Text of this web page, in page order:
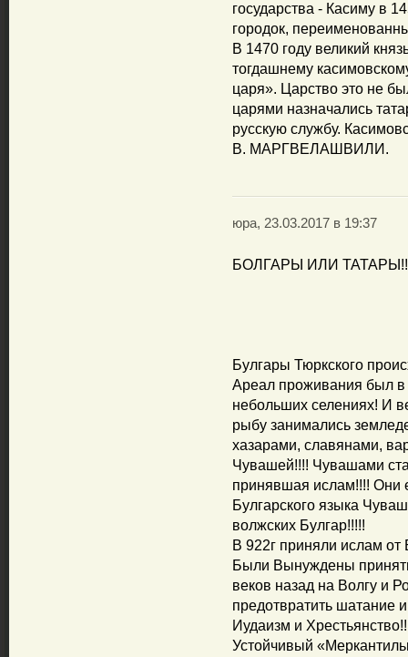
государства - Касиму в
городок,
В 1470 году великий
тогдашнему
царя». Царство это не
царями назначались
русскую службу.
В. МАРГВЕЛАШВИЛИ.
юра, 23.03.2017 в 19:37
БОЛГАРЫ ИЛИ
Булгары Тюркского
Ареал проживания был
небольших селениях! И
рыбу занимались
хазарами, славянами,
Чувашей!!!! Чувашами
принявшая ислам!!!! Они
Булгарского языка
волжских Булгар!!!!!
В 922г приняли ислам от
Были Вынуждены
веков назад на Волгу и
предотвратить шатание
Иудаизм и
Устойчивый